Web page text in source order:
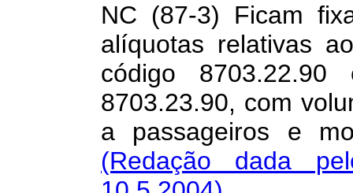
NC (87-3) Ficam
alíquotas relativas
código
8703.23.90, com
a passageiros e
(Redação dada